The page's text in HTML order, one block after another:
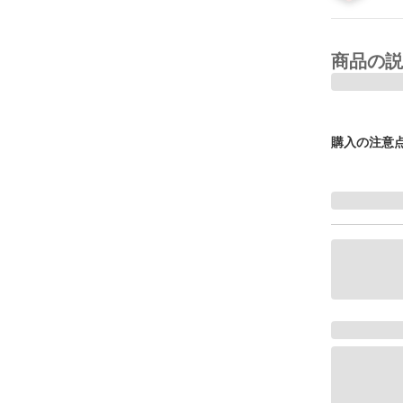
商品の
購入の注意